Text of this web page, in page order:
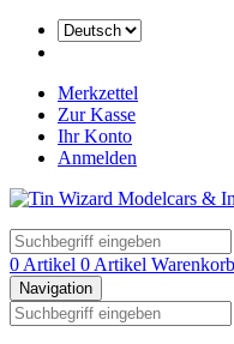
Merkzettel
Zur Kasse
Ihr Konto
Anmelden
0 Artikel 0 Artikel Warenkorb
Navigation